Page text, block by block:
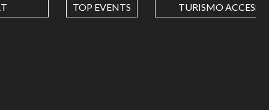
TOP EVENTS TURISMO